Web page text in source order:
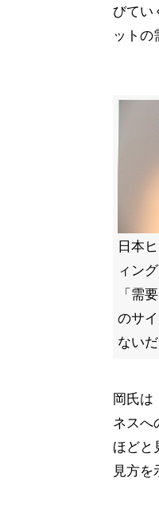
びてい
ットの
日本
ィン
「需
のサ
ない
岡氏は
ネスへ
ほどと
見方を